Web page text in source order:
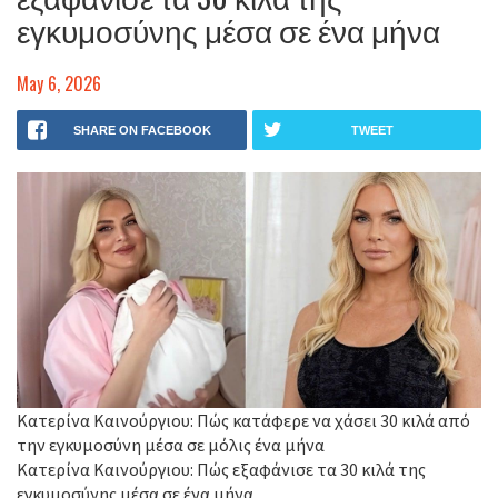
εγκυμοσύνης μέσα σε ένα μήνα
May 6, 2026
SHARE ON FACEBOOK TWEET
Κατερίνα Καινούργιου: Πώς κατάφερε να χάσει 30 κιλά από
την εγκυμοσύνη μέσα σε μόλις ένα μήνα
Kατερίνα Καινούργιου: Πώς εξαφάνισε τα 30 κιλά της